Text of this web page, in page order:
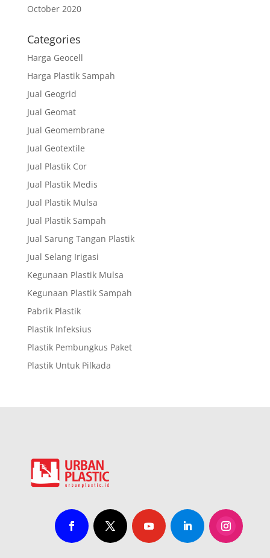
October 2020
Categories
Harga Geocell
Harga Plastik Sampah
Jual Geogrid
Jual Geomat
Jual Geomembrane
Jual Geotextile
Jual Plastik Cor
Jual Plastik Medis
Jual Plastik Mulsa
Jual Plastik Sampah
Jual Sarung Tangan Plastik
Jual Selang Irigasi
Kegunaan Plastik Mulsa
Kegunaan Plastik Sampah
Pabrik Plastik
Plastik Infeksius
Plastik Pembungkus Paket
Plastik Untuk Pilkada